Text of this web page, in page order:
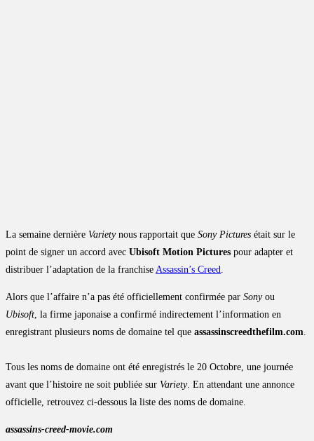
La semaine dernière Varietynous rapportait que Sony Pictures était sur le
point de signer un accord avec Ubisoft Motion Pictures pour adapter et
distribuer l’adaptation de la franchise Assassin’s Creed.
Alors que l’affaire n’a pas été officiellement confirmée par Sonyou
Ubisoft, la firme japonaise a confirmé indirectement l’information en
enregistrant plusieurs noms de domaine tel que assassinscreedthefilm.com.
Tous les noms de domaine ont été enregistrés le 20 Octobre, une journée
avant que l’histoire ne soit publiée sur Variety. En attendant une annonce
officielle, retrouvez ci-dessous la liste des noms de domaine.
assassins-creed-movie.com